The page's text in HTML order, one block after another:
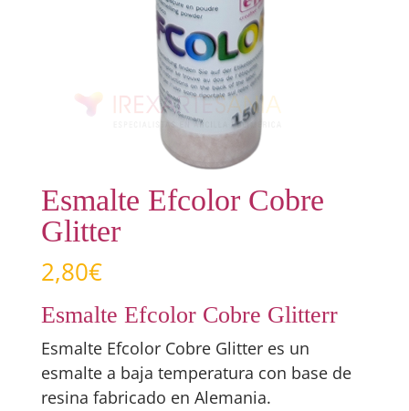
Esmalte Efcolor Cobre
Glitter
2,80€
Esmalte Efcolor Cobre Glitterr
Esmalte Efcolor Cobre Glitter es un
esmalte a baja temperatura con base de
resina fabricado en Alemania.